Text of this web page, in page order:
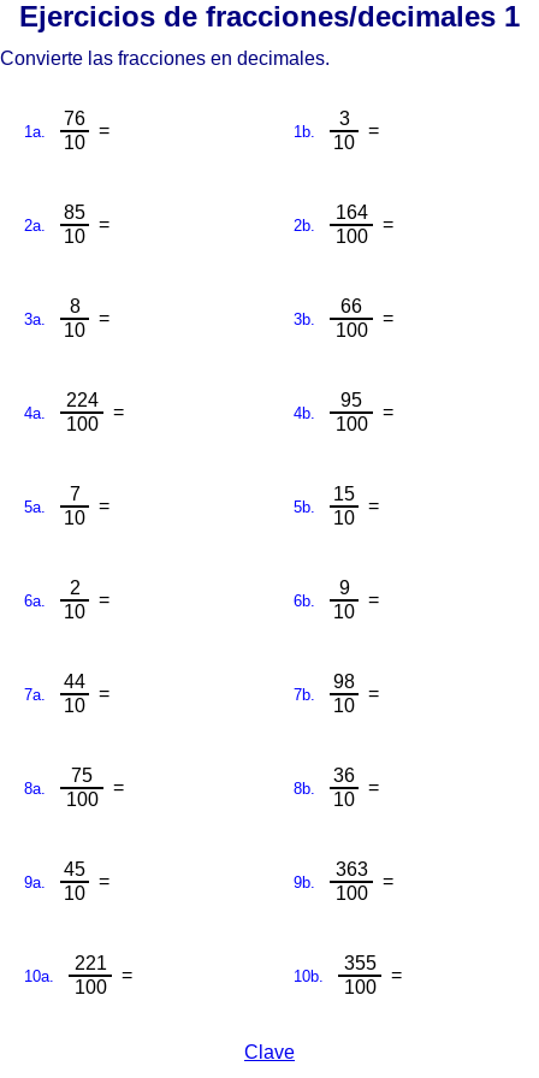
Ejercicios de fracciones/decimales 1
Convierte las fracciones en decimales.
1a.
76
10
= 1b.
3
10
=
2a.
85
10
= 2b.
164
100
=
3a.
8
10
= 3b.
66
100
=
4a.
224
100
= 4b.
95
100
=
5a.
7
10
= 5b.
15
10
=
6a.
2
10
= 6b.
9
10
=
7a.
44
10
= 7b.
98
10
=
8a.
75
100
= 8b.
36
10
=
9a.
45
10
= 9b.
363
100
=
10a.
221
100
= 10b.
355
100
=
Clave